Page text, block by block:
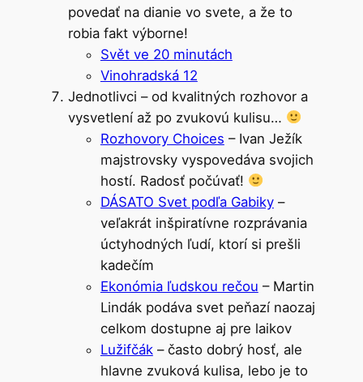
povedať na dianie vo svete, a že to
robia fakt výborne!
Svět ve 20 minutách
Vinohradská 12
Jednotlivci – od kvalitných rozhovor a
vysvetlení až po zvukovú kulisu…
Rozhovory Choices – Ivan Ježík
majstrovsky vyspovedáva svojich
hostí. Radosť počúvať!
DÁSATO Svet podľa Gabiky–
veľakrát inšpiratívne rozprávania
úctyhodných ľudí, ktorí si prešli
kadečím
Ekonómia ľudskou rečou – Martin
Lindák podáva svet peňazí naozaj
celkom dostupne aj pre laikov
Lužifčák– často dobrý hosť, ale
hlavne zvuková kulisa, lebo je to